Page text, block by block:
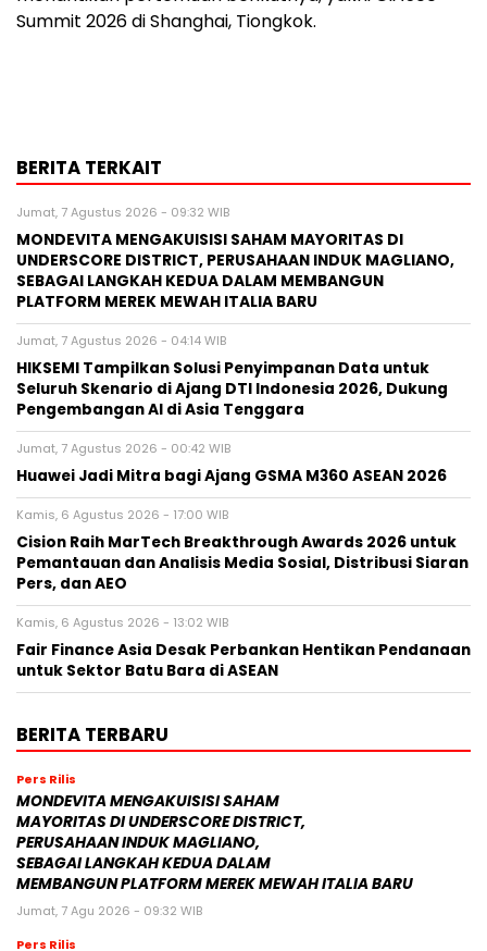
Summit 2026 diShanghai, Tiongkok.
BERITA TERKAIT
Jumat, 7 Agustus 2026 - 09:32 WIB
MONDEVITA MENGAKUISISI SAHAM MAYORITAS DI
UNDERSCORE DISTRICT, PERUSAHAAN INDUK MAGLIANO,
SEBAGAI LANGKAH KEDUA DALAM MEMBANGUN
PLATFORM MEREK MEWAH ITALIA BARU
Jumat, 7 Agustus 2026 - 04:14 WIB
HIKSEMI Tampilkan Solusi Penyimpanan Data untuk
Seluruh Skenario di Ajang DTI Indonesia 2026, Dukung
Pengembangan AI di Asia Tenggara
Jumat, 7 Agustus 2026 - 00:42 WIB
Huawei Jadi Mitra bagi Ajang GSMA M360 ASEAN 2026
Kamis, 6 Agustus 2026 - 17:00 WIB
Cision Raih MarTech Breakthrough Awards 2026 untuk
Pemantauan dan Analisis Media Sosial, Distribusi Siaran
Pers, dan AEO
Kamis, 6 Agustus 2026 - 13:02 WIB
Fair Finance Asia Desak Perbankan Hentikan Pendanaan
untuk Sektor Batu Bara di ASEAN
BERITA TERBARU
Pers Rilis
MONDEVITA MENGAKUISISI SAHAM
MAYORITAS DI UNDERSCORE DISTRICT,
PERUSAHAAN INDUK MAGLIANO,
SEBAGAI LANGKAH KEDUA DALAM
MEMBANGUN PLATFORM MEREK MEWAH ITALIA BARU
Jumat, 7 Agu 2026 - 09:32 WIB
Pers Rilis